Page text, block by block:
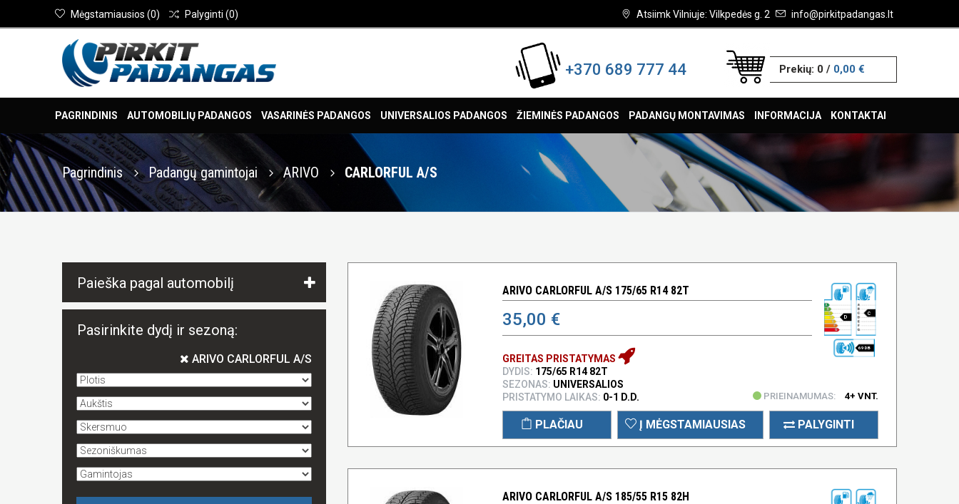
Atsiimk Vilniuje: Vilkpedės g. 2 info@pirkitpadangas.lt
Mėgstamiausios (0) Palyginti (0)
+370 689 777 44 Prekių: 0/ 0,00 €
PAGRINDINIS AUTOMOBILIŲ PADANGOS VASARINĖS PADANGOS UNIVERSALIOS PADANGOS ŽIEMINĖS PADANGOS PADANGŲ MONTAVIMAS INFORMACIJA KONTAKTAI
Pagrindinis Padangų gamintojai ARIVO CARLORFUL A/S
Paieška pagal automobilį
Pasirinkite dydį ir sezoną:
ARIVO CARLORFUL A/S
ARIVO CARLORFUL A/S 175/65 R14 82T
35,00 € D
C
69 DB
GREITAS PRISTATYMAS
DYDIS: 175/65 R14 82T
SEZONAS: UNIVERSALIOS
PRISTATYMO LAIKAS: 0-1 D.D. PRIEINAMUMAS: 4+ VNT.
PLAČIAU Į MĖGSTAMIAUSIAS PALYGINTI
ARIVO CARLORFUL A/S 185/55 R15 82H